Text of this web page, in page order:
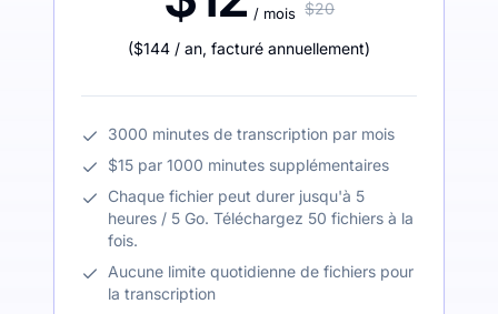
/ mois $20
($144 / an, facturé annuellement)
3000 minutes de transcription par mois
$15 par 1000 minutes supplémentaires
Chaque fichier peut durer jusqu'à 5
heures / 5 Go. Téléchargez 50 fichiers à la
fois.
Aucune limite quotidienne de fichiers pour
la transcription